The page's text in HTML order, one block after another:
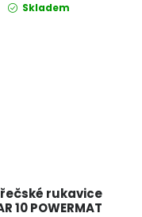
Skladem
rukavice
10 POWERMAT